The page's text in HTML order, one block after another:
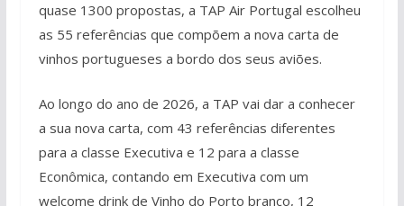
quase 1300 propostas, a TAP Air Portugal escolheu
as 55 referências que compõem a nova carta de
vinhos portugueses a bordo dos seus aviões.
Ao longo do ano de 2026, a TAP vai dar a conhecer
a sua nova carta, com 43 referências diferentes
para a classe Executiva e 12 para a classe
Econômica, contando em Executiva com um
welcome drink de Vinho do Porto branco, 12